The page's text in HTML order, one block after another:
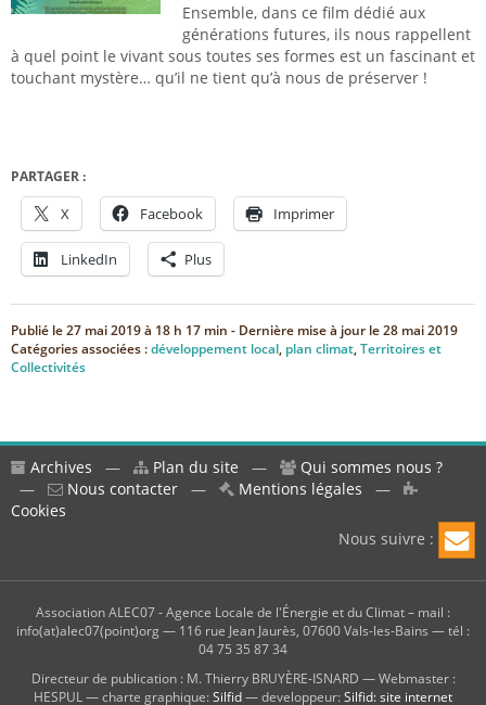
Ensemble, dans ce film dédié aux
générations futures, ils nous rappellent
à quel point le vivant sous toutes ses formes est­ un fascinant et
touchant mystère… qu’il ne tient qu’à nous de préserver !
PARTAGER :
X Facebook Imprimer
LinkedIn Plus
Publié le27 mai 2019 à 18 h 17 min - Dernière mise à jour le28 mai 2019
Catégories associées :développement local, plan climat,Territoires et
Collectivités
Archives — Plan du site —
Qui sommes nous ?
—
Nous contacter — Mentions légales —
Cookies
Nous suivre :
Association ALEC07 - Agence Locale de l'Énergie et du Climat – mail :
info(at)alec07(point)org — 116 rue Jean Jaurès, 07600 Vals-les-Bains — tél :
04 75 35 87 34
Directeur de publication : M. Thierry BRUYÈRE-ISNARD — Webmaster :
HESPUL — charte graphique:Silfid— developpeur:Silfid: site internet